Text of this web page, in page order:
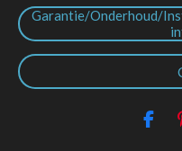
Garantie/Onderhoud/
F